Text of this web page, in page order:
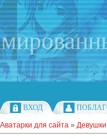
ВХОД
Аватарки для сайта »